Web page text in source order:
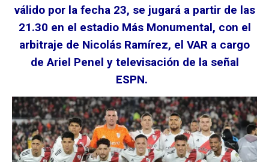
válido por la fecha 23, se jugará a partir de las
21.30 en el estadio Más Monumental, con el
arbitraje de Nicolás Ramírez, el VAR a cargo
de Ariel Penel y televisación de la señal
ESPN.